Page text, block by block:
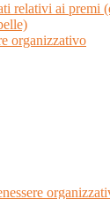
relativi ai premi
organizzativo